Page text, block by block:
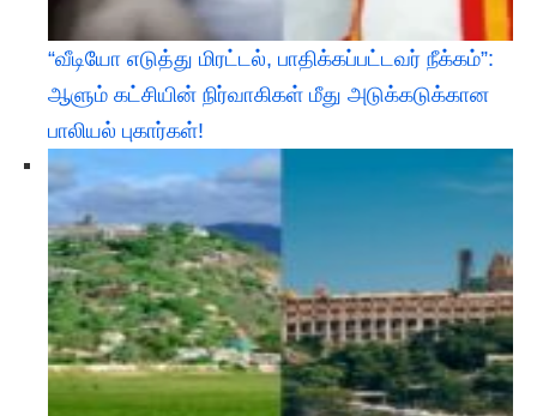
“வீடியோ எடுத்து மிரட்டல், பாதிக்கப்பட்டவர் நீக்கம்”:
ஆளும் கட்சியின் நிர்வாகிகள் மீது அடுக்கடுக்கான
பாலியல் புகார்கள்!